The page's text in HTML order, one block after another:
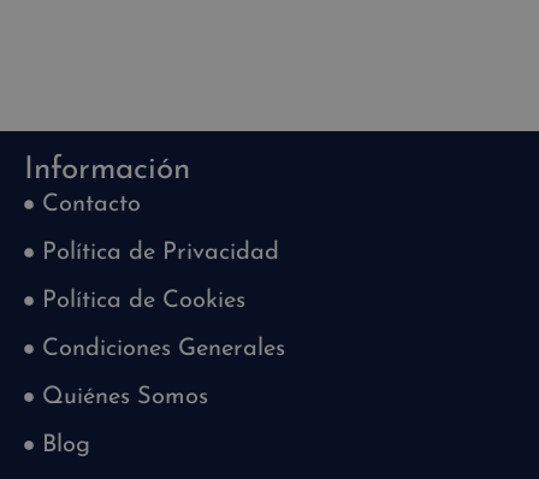
Información
Contacto
Política de Privacidad
Política de Cookies
Condiciones Generales
Quiénes Somos
Blog